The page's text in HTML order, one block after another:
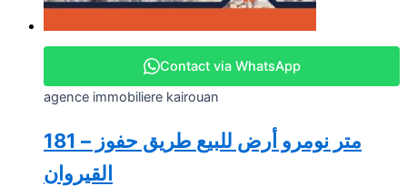
Contact via WhatsApp
agence immobiliere kairouan
181 متر نومرو أرض للبيع طريق حفوز –
القيروان